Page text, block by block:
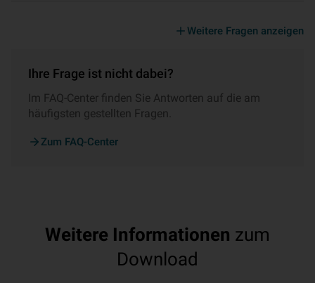
Weitere Fragen anzeigen
Ihre Frage ist nicht dabei?
Im FAQ-Center finden Sie Antworten auf die am
häufigsten gestellten Fragen.
Zum FAQ-Center
Weitere Informationen zum
Download